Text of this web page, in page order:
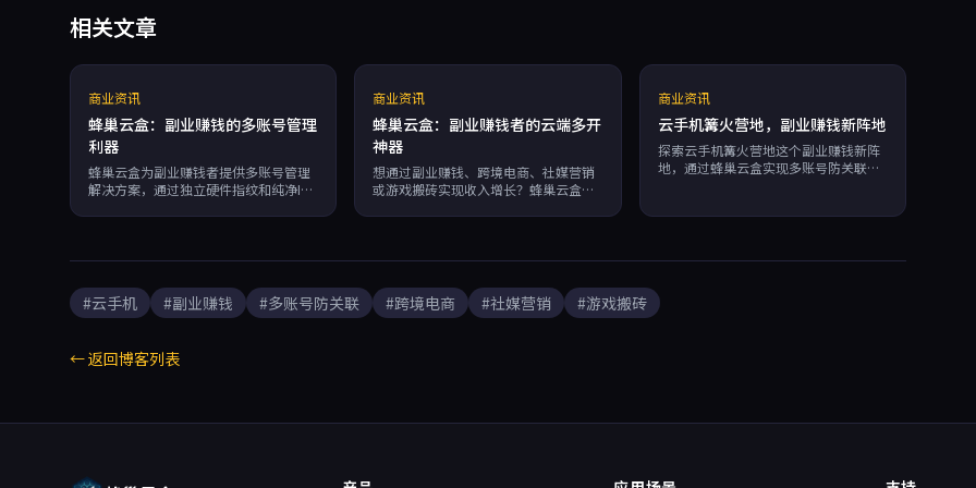
相关文章
商业资讯
蜂巢云盒：副业赚钱的多账号管理
利器
蜂巢云盒为副业赚钱者提供多账号管理
解决方案，通过独立硬件指纹和纯净IP
每分钟0.01元，帮助用户突破设备限
商业资讯
蜂巢云盒：副业赚钱者的云端多开
神器
想通过副业赚钱、跨境电商、社媒营销
或游戏搬砖实现收入增长？蜂巢云盒提
管理多账号，提升效率，降低封号风
商业资讯
云手机篝火营地，副业赚钱新阵地
探索云手机篝火营地这个副业赚钱新阵
地，通过蜂巢云盒实现多账号防关联运
#云手机 #副业赚钱 #多账号防关联 #跨境电商 #社媒营销 #游戏搬砖
← 返回博客列表